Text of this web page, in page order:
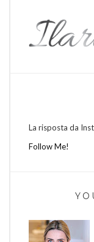
La risposta da
Follow Me!